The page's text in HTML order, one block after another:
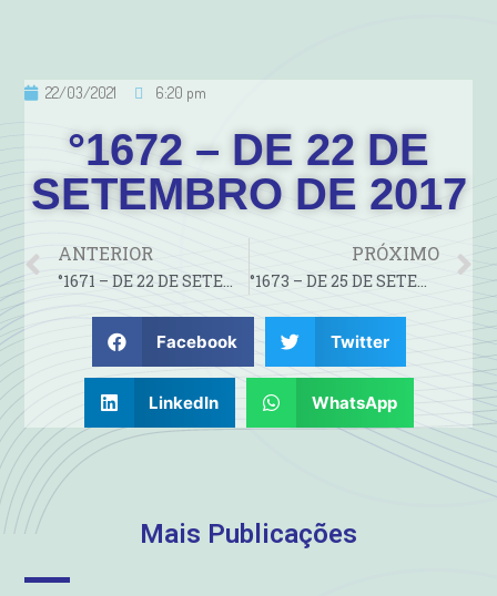
22/03/2021 6:20 pm
°1672 – DE 22 DE
SETEMBRO DE 2017
ANTERIOR
°1671 – DE 22 DE SETEMBRO DE 2017
PRÓXIMO
°1673 – DE 25 DE SETEMBRO DE 2017
Facebook Twitter
LinkedIn WhatsApp
Mais Publicações